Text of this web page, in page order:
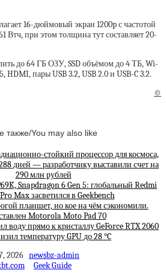
16-дюймовый экран 1200p с частотой
Втч, при этом толщина тут составляет 20-
до 64 ГБ ОЗУ, SSD объёмом до 4 ТБ, Wi-
HDMI, пары USB 3.2, USB 2.0 и USB-C 3.2.
©
также/You may also like
стойкий процессор для космоса,
дней — разработчику выставили счет на
290 млн рублей
Snapdragon 6 Gen 5: глобальный Redmi
Max засветился в Geekbench
планшет, но кое на чём сэкономили.
Motorola Moto Pad 70
воду прямо к кристаллу GeForce RTX 2060
температуру GPU до 28 °C
2026 newsbz-admin
Geek Guide